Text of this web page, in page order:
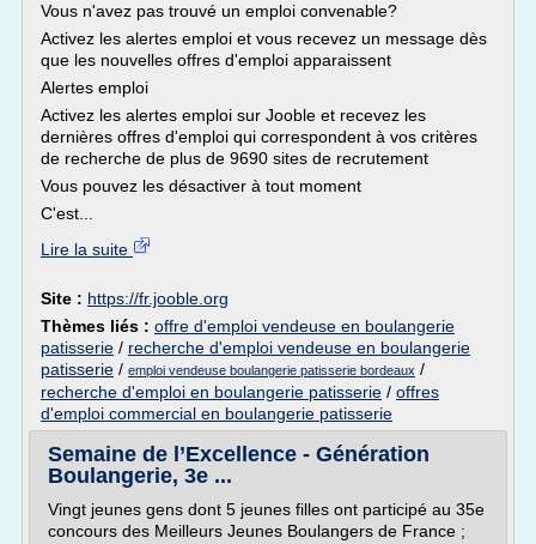
Vous n'avez pas trouvé un emploi convenable?
Activez les alertes emploi et vous recevez un message dès
que les nouvelles offres d'emploi apparaissent
Alertes emploi
Activez les alertes emploi sur Jooble et recevez les
dernières offres d'emploi qui correspondent à vos critères
de recherche de plus de 9690 sites de recrutement
Vous pouvez les désactiver à tout moment
C'est...
Lire la suite
Site : https://fr.jooble.org
Thèmes liés : offre d'emploi vendeuse en boulangerie
patisserie / recherche d'emploi vendeuse en boulangerie
patisserie / emploi vendeuse boulangerie patisserie bordeaux /
recherche d'emploi en boulangerie patisserie / offres
d'emploi commercial en boulangerie patisserie
Semaine de l’Excellence - Génération
Boulangerie, 3e ...
Vingt jeunes gens dont 5 jeunes filles ont participé au 35e
concours des Meilleurs Jeunes Boulangers de France ;